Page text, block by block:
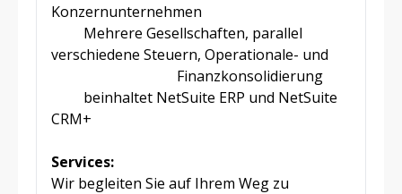
Konzernunternehmen
Mehrere Gesellschaften, parallel
verschiedene Steuern, Operationale- und
Finanzkonsolidierung
beinhaltet NetSuite ERP und NetSuite
CRM+
Services:
Wir begleiten Sie auf Ihrem Weg zu